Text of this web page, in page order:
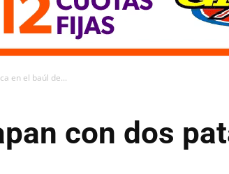
en el baúl de...
con dos